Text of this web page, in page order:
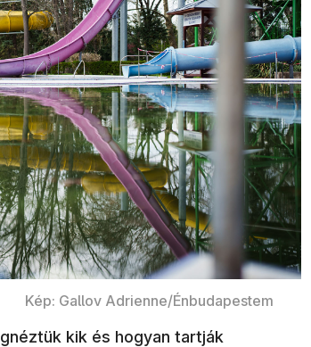
Kép: Gallov Adrienne/Énbudapestem
kik és hogyan tartják